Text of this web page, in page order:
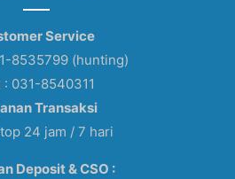
Service
8535799 (hunting)
: 031-8540311
Transaksi
24 jam / 7 hari
Deposit & CSO :